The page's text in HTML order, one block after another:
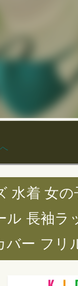
水着 女
ル 長袖ラ
バー フリ